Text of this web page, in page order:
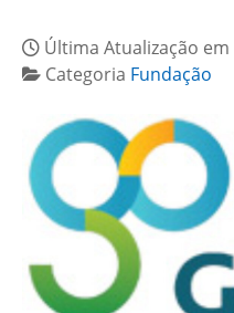
Última Atualização em
Categoria Fundação